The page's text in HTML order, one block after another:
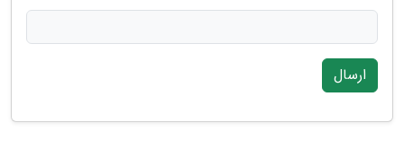
ارسال